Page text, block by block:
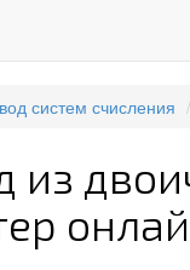
систем счисления
из